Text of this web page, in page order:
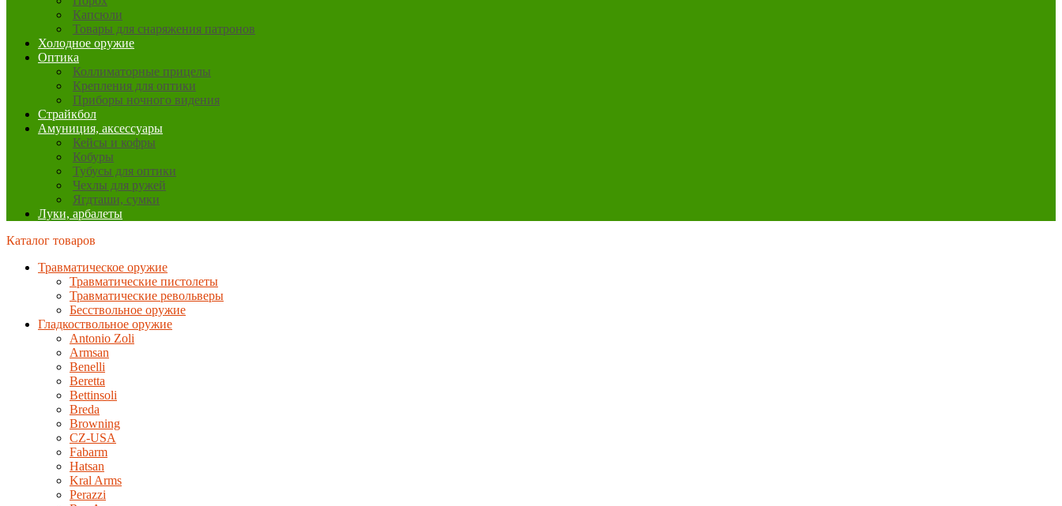
Капсюли
Товары для снаряжения патронов
Холодное оружие
Оптика
Коллиматорные прицелы
Крепления для оптики
Приборы ночного видения
Страйкбол
Амуниция, аксессуары
Кейсы и кофры
Кобуры
Тубусы для оптики
Чехлы для ружей
Ягдташи, сумки
Луки, арбалеты
Каталог товаров
Травматическое оружие
Травматические пистолеты
Травматические револьверы
Бесствольное оружие
Гладкоствольное оружие
Antonio Zoli
Armsan
Benelli
Beretta
Bettinsoli
Breda
Browning
CZ-USA
Fabarm
Hatsan
Kral Arms
Perazzi